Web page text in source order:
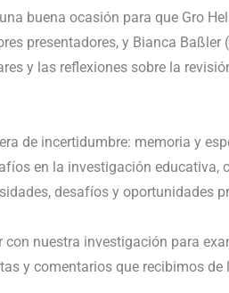
buena ocasión para que Gro
presentadores, y Bianca Baßler
y las reflexiones sobre la
de incertidumbre: memoria y
en la investigación educativa,
desafíos y oportunidades
con nuestra investigación para
y comentarios que recibimos